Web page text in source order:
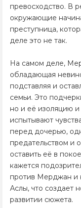
превосходство. В
окружающие
преступница,
деле это не так.
На самом деле,
обладающая
подставляя и
семьи. Это
но и её изоляцию и
испытывают
перед дочерью,
предательством и
оставить её в
кажется
против Мерджан и
Аслы, что создает
развитии сюжета.